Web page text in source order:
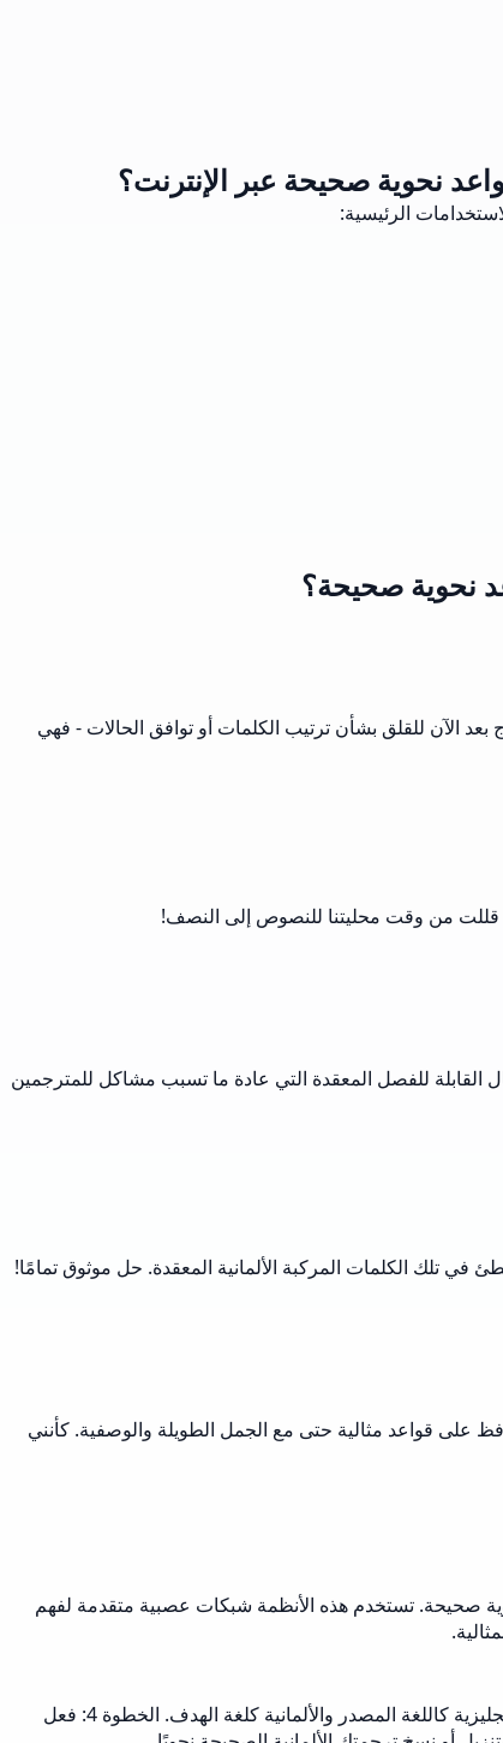
نحوية صحيحة عبر الإنترنت؟
الرئيسية:
نحوية صحيحة؟
الآن للقلق بشأن ترتيب الكلمات أو توافق الحالات - فهي
قللت من وقت محليتنا للنصوص إلى النصف!
القابلة للفصل المعقدة التي عادة ما تسبب مشاكل للمترجمين
في تلك الكلمات المركبة الألمانية المعقدة. حل موثوق تمامًا!
على قواعد مثالية حتى مع الجمل الطويلة والوصفية. كأنني
الإنجليزية إلى الألمانية مع قواعد نحوية صحيحة. تستخدم هذه الأنظمة شبكات عصبية متقدمة لفهم
الخطوة 1: اختر أداة ترجمة موثوقة مثل DeepL أو QuillBot. الخطوة 2: قم بتحميل مستندك أو الصق نصك في واجهة الترجمة. الخطوة 3: اختر الإنجليزية كاللغة المصدر والألمانية كلغة الهدف. الخطوة 4: فعل